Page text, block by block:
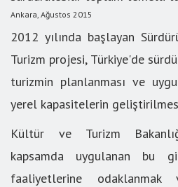
Ankara, Ağustos 2015
2012 yılında başlayan
Turizm projesi, Türkiye'de
turizmin planlanması ve
yerel kapasitelerin
Kültür ve Turizm
kapsamda uygulanan bu
faaliyetlerine